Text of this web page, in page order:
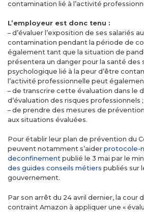
contamination lié à l’activité
L’employeur est donc tenu :
– d’évaluer l’exposition de ses salariés
contamination pendant la période de
également tant que la situation de
présentera un danger pour la santé des
psychologique lié à la peur d’être
l’activité professionnelle peut
– de transcrire cette évaluation dans le
d’évaluation des risques professionnels ;
– de prendre des mesures de
aux situations évaluées.
Pour établir leur plan de prévention du
peuvent notamment s’aider protocole-
deconfinement publié le 3 mai par le
des guides conseils métiers publiés sur
gouvernement.
Par son arrêt du 24 avril dernier, la cour
contraint Amazon à appliquer une «